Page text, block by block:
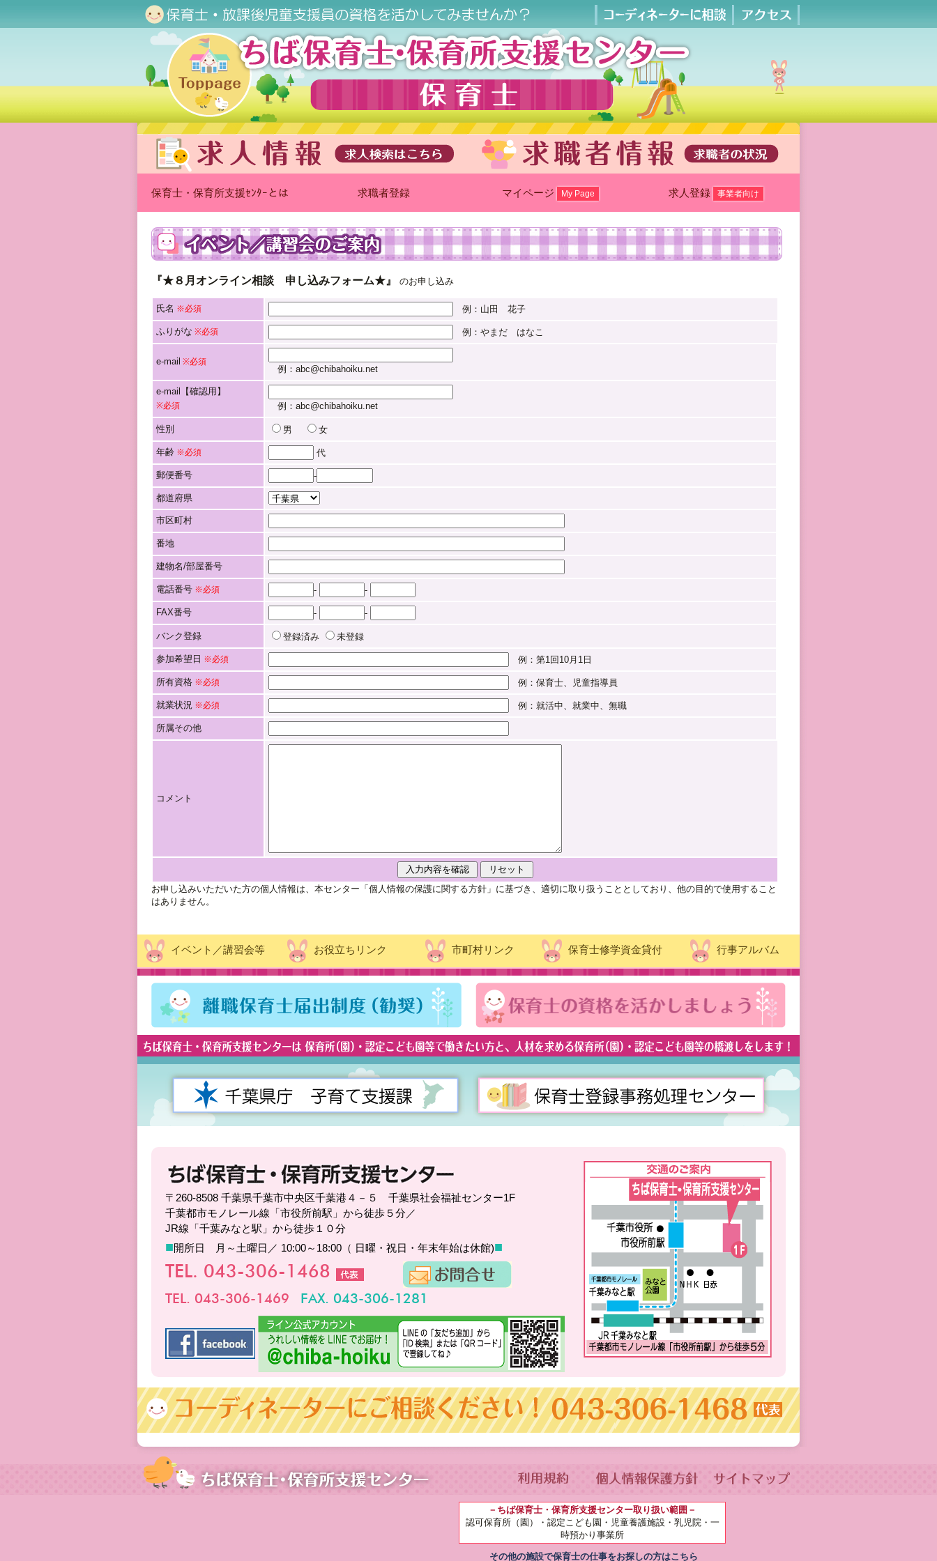
保育士・保育所支援ｾﾝﾀｰとは 求職者登録 マイページ My Page 求人登録 事業者向け
『★８月オンライン相談 申し込みフォーム★』 のお申し込み
氏名 ※必須 例：山田 花子
ふりがな ※必須 例：やまだ はなこ
e-mail ※必須
例：abc@chibahoiku.net
e-mail【確認用】
※必須 例：abc@chibahoiku.net
性別 男 女
年齢 ※必須 代
郵便番号 -
都道府県
市区町村
番地
建物名/部屋番号
電話番号 ※必須 - -
FAX番号 - -
バンク登録 登録済み 未登録
参加希望日 ※必須 例：第1回10月1日
所有資格 ※必須 例：保育士、児童指導員
就業状況 ※必須 例：就活中、就業中、無職
所属その他
コメント
お申し込みいただいた方の個人情報は、本センター「個人情報の保護に関する方針」に基づき、適切に取り扱うこととしており、他の目的で使用すること
はありません。
イベント／講習会等 お役立ちリンク 市町村リンク 保育士修学資金貸付 行事アルバム
〒260-8508 千葉県千葉市中央区千葉港４－５ 千葉県社会福祉センター1F
千葉都市モノレール線「市役所前駅」から徒歩５分／
JR線「千葉みなと駅」から徒歩１０分
■開所日 月～土曜日／ 10:00～18:00（ 日曜・祝日・年末年始は休館)■
TEL. 043-306-1468
TEL. 043-306-1469 FAX. 043-306-1281
－ちば保育士・保育所支援センター取り扱い範囲－
認可保育所（園）・認定こども園・児童養護施設・乳児院・一
時預かり事業所
その他の施設で保育士の仕事をお探しの方はこちら